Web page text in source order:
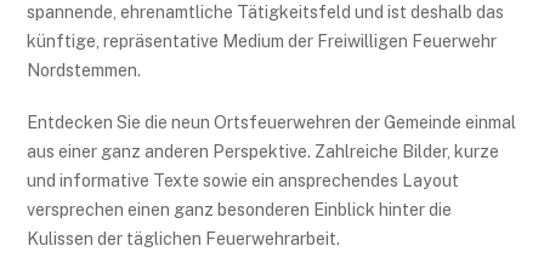
spannende, ehrenamtliche Tätigkeitsfeld und ist deshalb das
künftige, repräsentative Medium der Freiwilligen Feuerwehr
Nordstemmen.
Entdecken Sie die neun Ortsfeuerwehren der Gemeinde einmal
aus einer ganz anderen Perspektive. Zahlreiche Bilder, kurze
und informative Texte sowie ein ansprechendes Layout
versprechen einen ganz besonderen Einblick hinter die
Kulissen der täglichen Feuerwehrarbeit.